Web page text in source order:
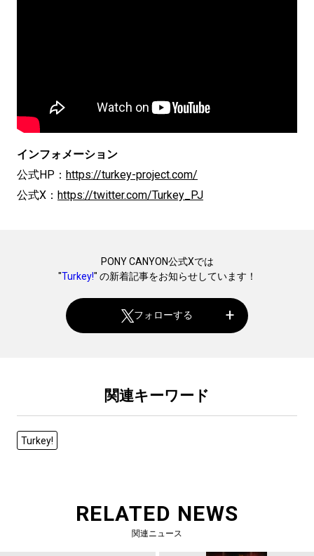
インフォメーション
公式HP： https://turkey-project.com/
公式X： https://twitter.com/Turkey_PJ
PONY CANYON公式Xでは
"Turkey!" の新着記事をお知らせしています！
フォローする
関連キーワード
Turkey!
RELATED NEWS
関連ニュース